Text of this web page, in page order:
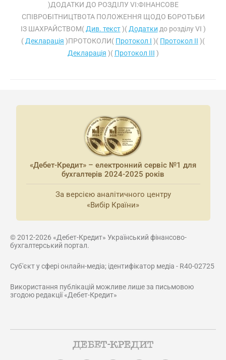
)ДОДАТКИ ДО РОЗДІЛУ VI:ФІНАНСОВЕ
СПІВРОБІТНИЦТВОТА ПОЛОЖЕННЯ ЩОДО БОРОТЬБИ
ІЗ ШАХРАЙСТВОМ( Див. текст)( Додатки до розділу VI )
( Декларація )ПРОТОКОЛИ( Протокол I )( Протокол II )(
Декларація )( Протокол III )
«Дебет-Кредит» – електронний сервіс №1 для
бухгалтерів 2024-2025 років
За версією аналітичного центру
«Вибір Країни»
© 2012-2026 «Дебет-Кредит» Український фінансово-
бухгалтерський портал.
Суб'єкт у сфері онлайн-медіа; ідентифікатор медіа - R40-02725
Використання публікацій можливе лише за письмовою
згодою редакції «Дебет-Кредит»